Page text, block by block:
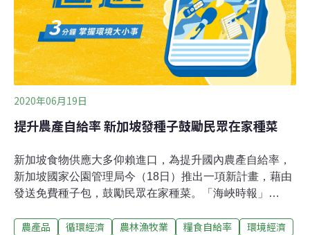
高達22%。法國是全球第五大的小麥出口國，葡萄酒跟麥
芽出口更是世界第一。近年來法國推行有機耕種農地，有
機耕地面積為全歐洲第一。那為何在泱泱農
2020年06月19日
提升農產自給率 新加坡發種子鼓勵民眾在家種菜
新加坡食物供應大多仰賴進口，為提升國內農產自給率，
新加坡國家公園管理局今（18日）推出一項新計畫，藉由
發送免費種子包，鼓勵民眾在家種菜。「海峽時報」
（Gardening with Edibles）響應新加坡「30．30願
農產品 循環經濟 農林漁牧業 糧食自給率
環境經濟